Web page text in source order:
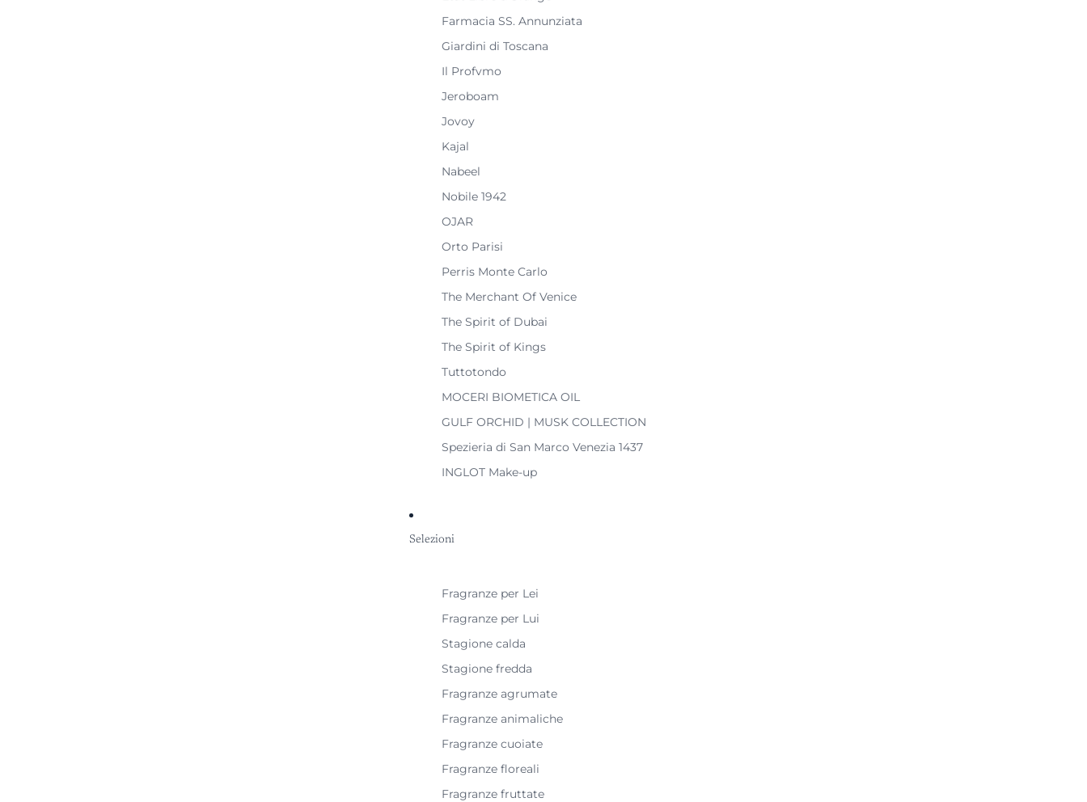
Farmacia SS. Annunziata
Giardini di Toscana
Il Profvmo
Jeroboam
Jovoy
Kajal
Nabeel
Nobile 1942
OJAR
Orto Parisi
Perris Monte Carlo
The Merchant Of Venice
The Spirit of Dubai
The Spirit of Kings
Tuttotondo
MOCERI BIOMETICA OIL
GULF ORCHID | MUSK COLLECTION
Spezieria di San Marco Venezia 1437
INGLOT Make-up
Selezioni
Fragranze per Lei
Fragranze per Lui
Stagione calda
Stagione fredda
Fragranze agrumate
Fragranze animaliche
Fragranze cuoiate
Fragranze floreali
Fragranze fruttate